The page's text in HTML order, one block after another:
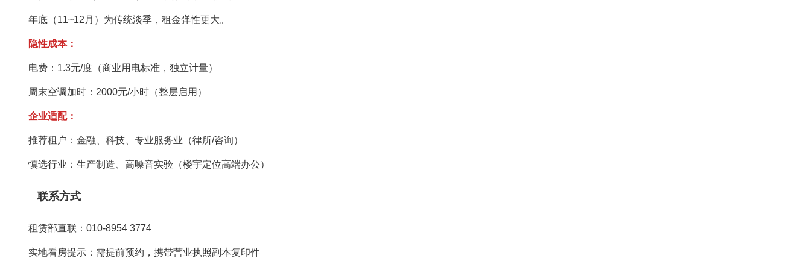
年底（11~12月）为传统淡季，租金弹性更大。
隐性成本‌：
电费：1.3元/度（商业用电标准，独立计量）
周末空调加时：2000元/小时（整层启用）
企业适配‌：
推荐租户‌：金融、科技、专业服务业（律所/咨询）
慎选行业‌：生产制造、高噪音实验（楼宇定位高端办公）
联系方式‌
租赁部直联‌：010-8954 3774
实地看房提示‌：需提前预约，携带营业执照副本复印件